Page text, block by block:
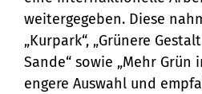
weitergegeben. Diese
„Kurpark“, „Grünere
Sande“ sowie „Mehr Grün
engere Auswahl und